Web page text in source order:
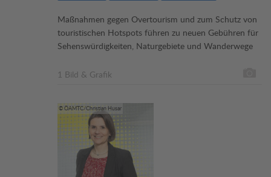
Maßnahmen gegen Overtourism und zum Schutz von
touristischen Hotspots führen zu neuen Gebühren für
Sehenswürdigkeiten, Naturgebiete und Wanderwege
1 Bild & Grafik
© ÖAMTC/Christian Husar